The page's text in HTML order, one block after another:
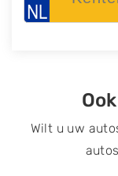
Wilt u uw